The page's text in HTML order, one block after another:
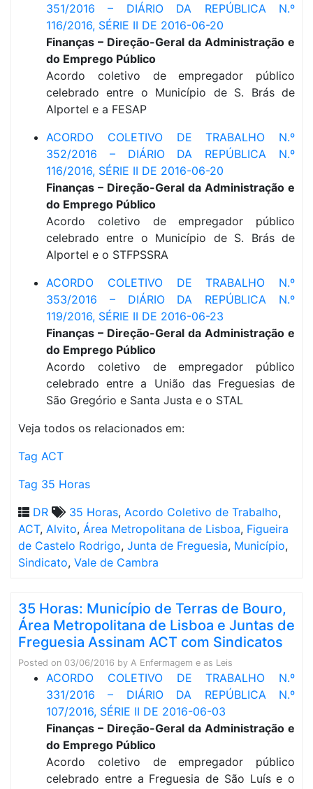
351/2016 – DIÁRIO DA REPÚBLICA N.º
116/2016, SÉRIE II DE 2016-06-20
Finanças – Direção-Geral da Administração e
do Emprego Público
Acordo coletivo de empregador público
celebrado entre o Município de S. Brás de
Alportel e a FESAP
ACORDO COLETIVO DE TRABALHO N.º
352/2016 – DIÁRIO DA REPÚBLICA N.º
116/2016, SÉRIE II DE 2016-06-20
Finanças – Direção-Geral da Administração e
do Emprego Público
Acordo coletivo de empregador público
celebrado entre o Município de S. Brás de
Alportel e o STFPSSRA
ACORDO COLETIVO DE TRABALHO N.º
353/2016 – DIÁRIO DA REPÚBLICA N.º
119/2016, SÉRIE II DE 2016-06-23
Finanças – Direção-Geral da Administração e
do Emprego Público
Acordo coletivo de empregador público
celebrado entre a União das Freguesias de
São Gregório e Santa Justa e o STAL
Veja todos os relacionados em:
Tag ACT
Tag 35 Horas
DR
35 Horas, Acordo Coletivo de Trabalho,
ACT, Alvito, Área Metropolitana de Lisboa, Figueira
de Castelo Rodrigo, Junta de Freguesia, Município,
Sindicato, Vale de Cambra
35 Horas: Município de Terras de Bouro,
Área Metropolitana de Lisboa e Juntas de
Freguesia Assinam ACT com Sindicatos
Posted on 03/06/2016 by A Enfermagem e as Leis
ACORDO COLETIVO DE TRABALHO N.º
331/2016 – DIÁRIO DA REPÚBLICA N.º
107/2016, SÉRIE II DE 2016-06-03
Finanças – Direção-Geral da Administração e
do Emprego Público
Acordo coletivo de empregador público
celebrado entre a Freguesia de São Luís e o